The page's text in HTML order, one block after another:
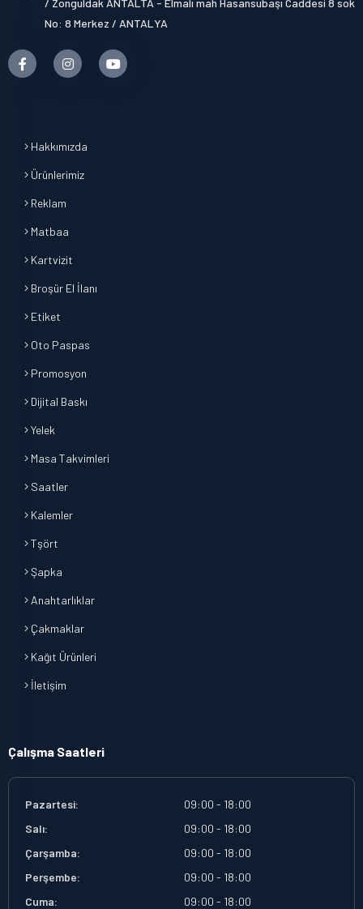
/ Zonguldak ANTALTA - Elmalı mah Hasansubaşı Caddesi 8 sok
No: 8 Merkez / ANTALYA
Hakkımızda
Ürünlerimiz
Reklam
Matbaa
Kartvizit
Broşür El İlanı
Etiket
Oto Paspas
Promosyon
Dijital Baskı
Yelek
Masa Takvimleri
Saatler
Kalemler
Tşört
Şapka
Anahtarlıklar
Çakmaklar
Kağıt Ürünleri
İletişim
Çalışma Saatleri
Pazartesi:
09:00 - 18:00
Salı:
09:00 - 18:00
Çarşamba:
09:00 - 18:00
Perşembe:
09:00 - 18:00
Cuma:
09:00 - 18:00